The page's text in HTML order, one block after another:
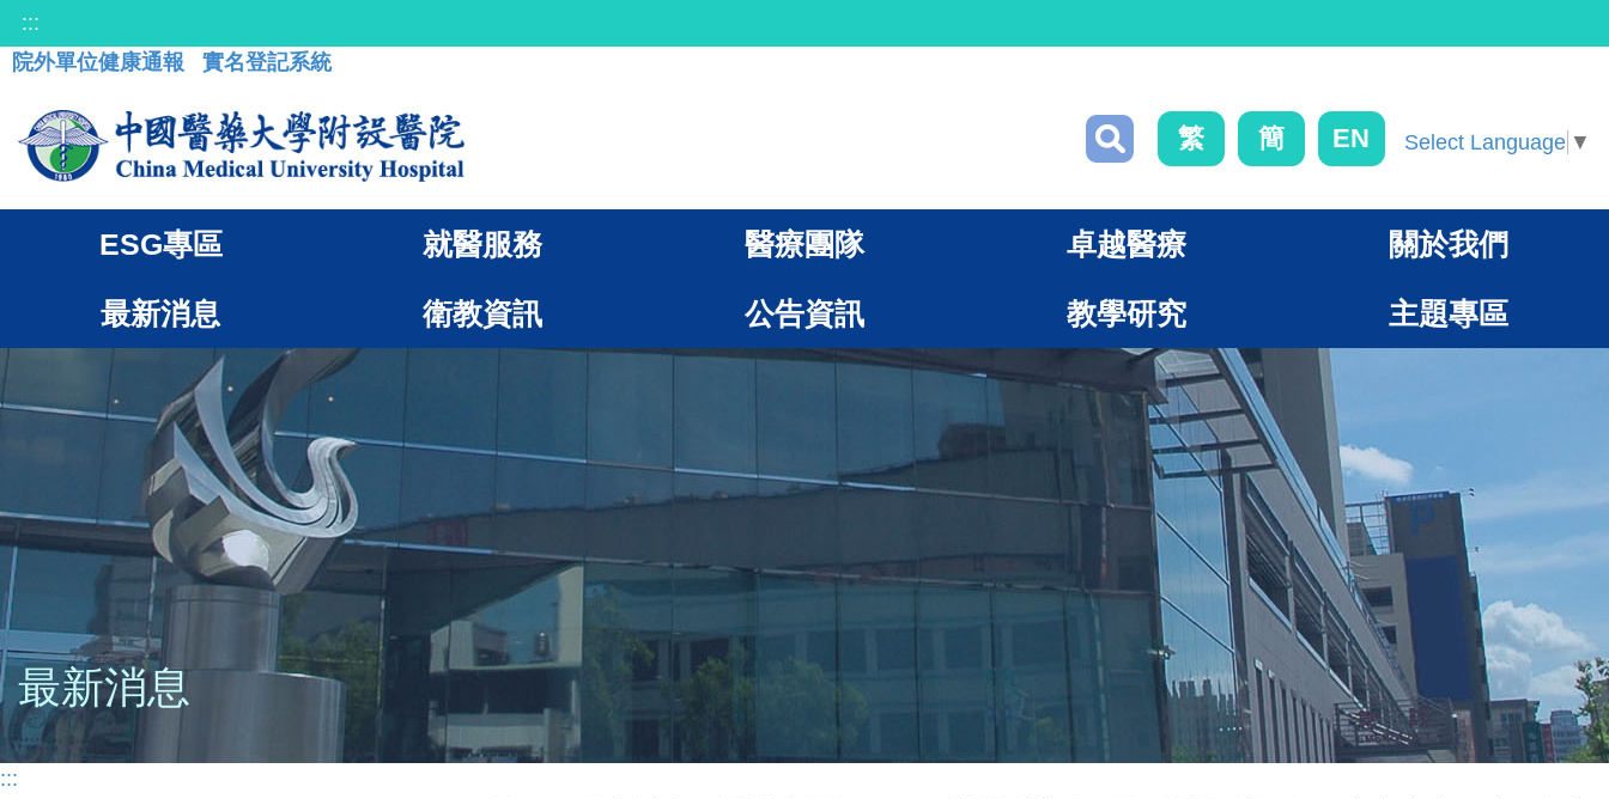
:::
院外單位健康通報
實名登記系統
繁 簡 EN Select Language ▼
ESG專區 就醫服務 醫療團隊 卓越醫療 關於我們
最新消息 衛教資訊 公告資訊 教學研究 主題專區
最新消息
:::